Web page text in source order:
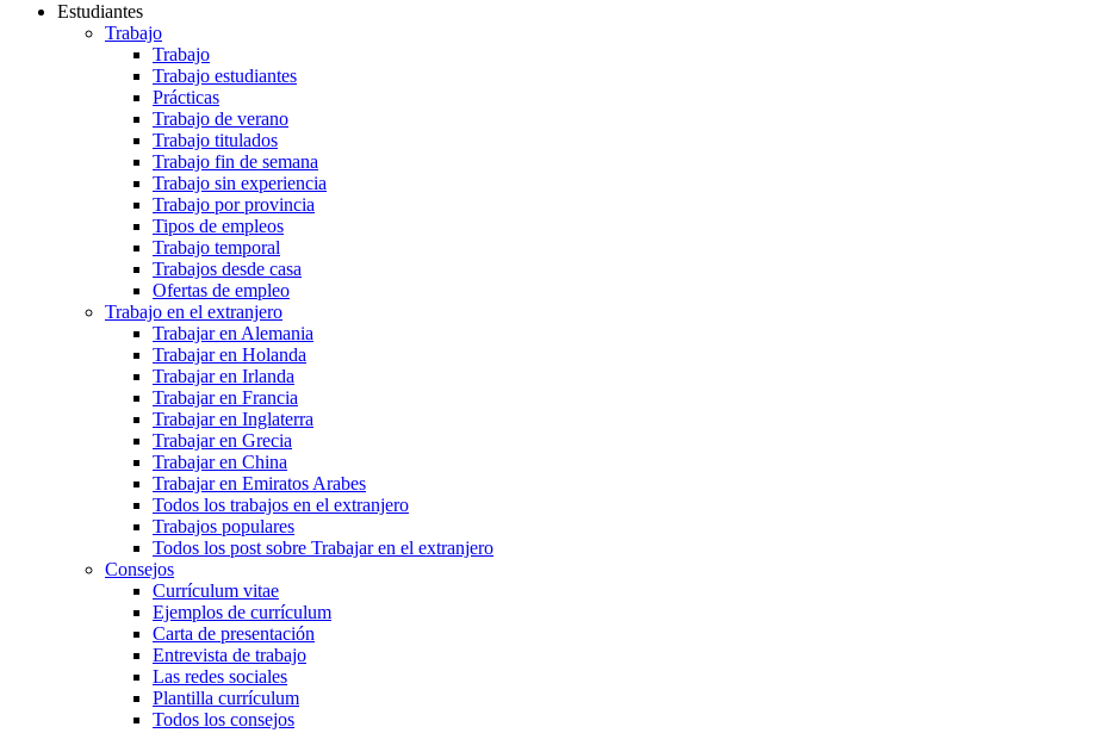
Estudiantes
Trabajo
Trabajo
Trabajo estudiantes
Prácticas
Trabajo de verano
Trabajo titulados
Trabajo fin de semana
Trabajo sin experiencia
Trabajo por provincia
Tipos de empleos
Trabajo temporal
Trabajos desde casa
Ofertas de empleo
Trabajo en el extranjero
Trabajar en Alemania
Trabajar en Holanda
Trabajar en Irlanda
Trabajar en Francia
Trabajar en Inglaterra
Trabajar en Grecia
Trabajar en China
Trabajar en Emiratos Arabes
Todos los trabajos en el extranjero
Trabajos populares
Todos los post sobre Trabajar en el extranjero
Consejos
Currículum vitae
Ejemplos de currículum
Carta de presentación
Entrevista de trabajo
Las redes sociales
Plantilla currículum
Todos los consejos